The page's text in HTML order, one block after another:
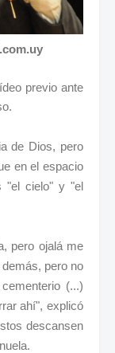
previo ante
de Dios, pero
en el espacio
"el cielo" y "el
pero ojalá me
pero no
(...)
ahí", explicó
descansen